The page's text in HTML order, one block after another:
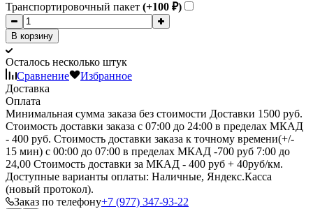
Транспортировочный пакет (+100 ₽)
В корзину
Осталось несколько штук
Сравнение
Избранное
Доставка
Оплата
Минимальная сумма заказа без стоимости Доставки 1500 руб.
Стоимость доставки заказа с 07:00 до 24:00 в пределах МКАД
- 400 руб. Стоимость доставки заказа к точному времени(+/-
15 мин) с 00:00 до 07:00 в пределах МКАД -700 руб 7:00 до
24,00 Стоимость доставки за МКАД - 400 руб + 40руб/км.
Доступные варианты оплаты: Наличные, Яндекс.Касса
(новый протокол).
Заказ по телефону+7 (977) 347-93-22